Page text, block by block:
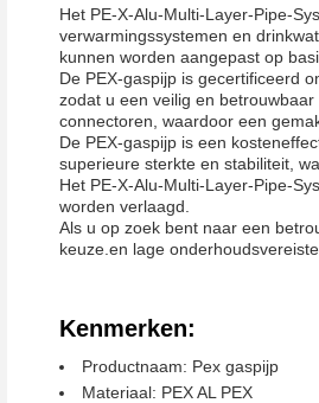
Het PE-X-Alu-Multi-Layer-Pipe-
verwarmingssystemen en
kunnen worden aangepast op
De PEX-gaspijp is gecertificeerd
zodat u een veilig en
connectoren, waardoor een
De PEX-gaspijp is een
superieure sterkte en stabiliteit,
Het PE-X-Alu-Multi-Layer-Pipe-
worden verlaagd.
Als u op zoek bent naar een
keuze.en lage
Kenmerken:
Productnaam: Pex gaspijp
Materiaal: PEX AL PEX